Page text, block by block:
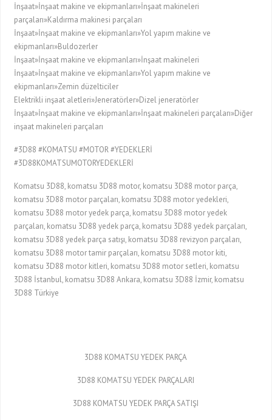
İnşaat»İnşaat makine ve ekipmanları»İnşaat makineleri
parçaları»Kaldırma makinesi parçaları
İnşaat»İnşaat makine ve ekipmanları»Yol yapım makine ve
ekipmanları»Buldozerler
İnşaat»İnşaat makine ve ekipmanları»İnşaat makineleri
İnşaat»İnşaat makine ve ekipmanları»Yol yapım makine ve
ekipmanları»Zemin düzelticiler
Elektrikli inşaat aletleri»Jeneratörler»Dizel jeneratörler
İnşaat»İnşaat makine ve ekipmanları»İnşaat makineleri parçaları»Diğer
inşaat makineleri parçaları
#3D88 #KOMATSU #MOTOR #YEDEKLERİ
#3D88KOMATSUMOTORYEDEKLERİ
Komatsu 3D88, komatsu 3D88 motor, komatsu 3D88 motor parça,
komatsu 3D88 motor parçaları, komatsu 3D88 motor yedekleri,
komatsu 3D88 motor yedek parça, komatsu 3D88 motor yedek
parçaları, komatsu 3D88 yedek parça, komatsu 3D88 yedek parçaları,
komatsu 3D88 yedek parça satışı, komatsu 3D88 revizyon parçaları,
komatsu 3D88 motor tamir parçaları, komatsu 3D88 motor kiti,
komatsu 3D88 motor kitleri, komatsu 3D88 motor setleri, komatsu
3D88 İstanbul, komatsu 3D88 Ankara, komatsu 3D88 İzmir, komatsu
3D88 Türkiye
3D88 KOMATSU YEDEK PARÇA
3D88 KOMATSU YEDEK PARÇALARI
3D88 KOMATSU YEDEK PARÇA SATIŞI